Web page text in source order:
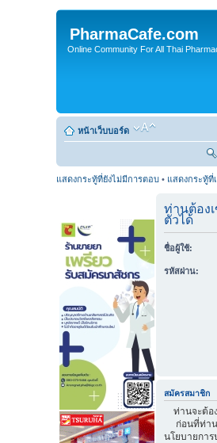
PharmaCafe.com
Online Community For All Thai
หน้าเว็บบอร์ด
แสดงกระทู้ที่ยังไม่มีการตอบ • แสดงกระทู้ที่
ท่านต้อง
ตัวได้
ชื่อผู้ใช้:
รหัสผ่าน:
สมัครสมาชิก
ท่านจะต้อ
ก่อนที่ท่าน
นโยบายกา